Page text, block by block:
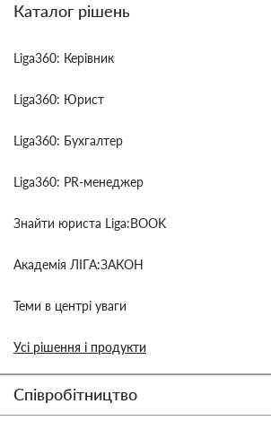
Каталог рішень
Liga360: Керівник
Liga360: Юрист
Liga360: Бухгалтер
Liga360: PR-менеджер
Знайти юриста Liga:BOOK
Академія ЛІГА:ЗАКОН
Теми в центрі уваги
Усі рішення і продукти
Співробітництво